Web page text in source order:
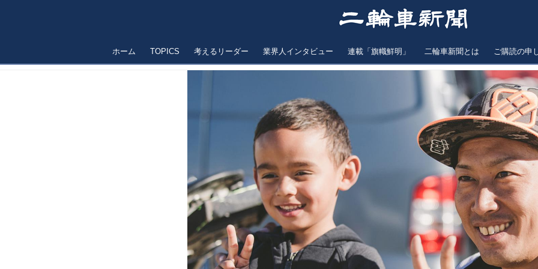
ホーム TOPICS 考えるリーダー 業界人インタビュー 連載「旗幟鮮明」 二輪車新聞とは ご購読の申